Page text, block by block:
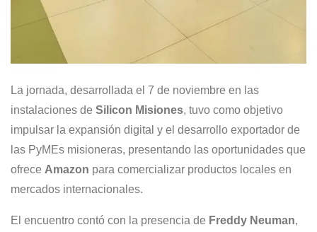
La jornada, desarrollada el 7 de noviembre en las
instalaciones de Silicon Misiones, tuvo como objetivo
impulsar la expansión digital y el desarrollo exportador de
las PyMEs misioneras, presentando las oportunidades que
ofrece Amazon para comercializar productos locales en
mercados internacionales.
El encuentro contó con la presencia de Freddy Neuman,